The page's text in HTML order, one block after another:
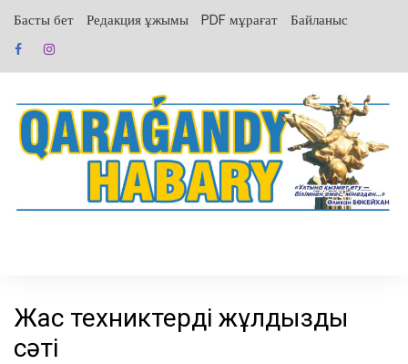
содержанию
Басты бет Редакция ұжымы PDF мұрағат Байланыс
Жас техниктердің жұлдызды
сәті